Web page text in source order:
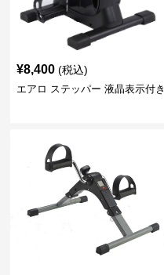
¥8,400 (税込)
エアロ ステッパー 液晶表示付き